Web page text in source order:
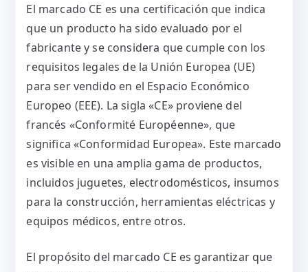
El marcado CE es una certificación que indica
que un producto ha sido evaluado por el
fabricante y se considera que cumple con los
requisitos legales de la Unión Europea (UE)
para ser vendido en el Espacio Económico
Europeo (EEE). La sigla «CE» proviene del
francés «Conformité Européenne», que
significa «Conformidad Europea». Este marcado
es visible en una amplia gama de productos,
incluidos juguetes, electrodomésticos, insumos
para la construcción, herramientas eléctricas y
equipos médicos, entre otros.
El propósito del marcado CE es garantizar que